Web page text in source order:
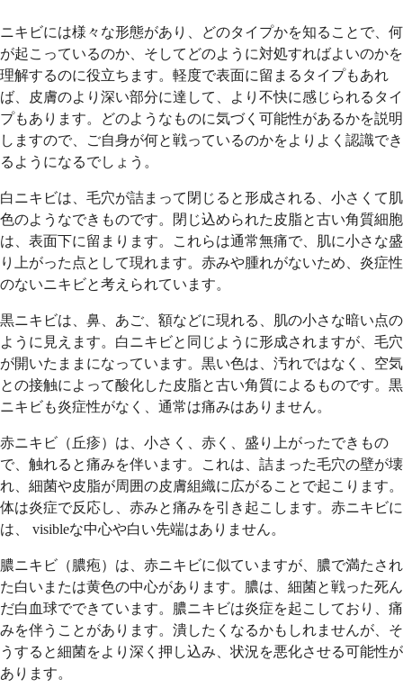
ニキビには様々な形態があり、どのタイプかを知ることで、何
が起こっているのか、そしてどのように対処すればよいのかを
理解するのに役立ちます。軽度で表面に留まるタイプもあれ
ば、皮膚のより深い部分に達して、より不快に感じられるタイ
プもあります。どのようなものに気づく可能性があるかを説明
しますので、ご自身が何と戦っているのかをよりよく認識でき
るようになるでしょう。
白ニキビは、毛穴が詰まって閉じると形成される、小さくて肌
色のようなできものです。閉じ込められた皮脂と古い角質細胞
は、表面下に留まります。これらは通常無痛で、肌に小さな盛
り上がった点として現れます。赤みや腫れがないため、炎症性
のないニキビと考えられています。
黒ニキビは、鼻、あご、額などに現れる、肌の小さな暗い点の
ように見えます。白ニキビと同じように形成されますが、毛穴
が開いたままになっています。黒い色は、汚れではなく、空気
との接触によって酸化した皮脂と古い角質によるものです。黒
ニキビも炎症性がなく、通常は痛みはありません。
赤ニキビ（丘疹）は、小さく、赤く、盛り上がったできもの
で、触れると痛みを伴います。これは、詰まった毛穴の壁が壊
れ、細菌や皮脂が周囲の皮膚組織に広がることで起こります。
体は炎症で反応し、赤みと痛みを引き起こします。赤ニキビに
は、 visibleな中心や白い先端はありません。
膿ニキビ（膿疱）は、赤ニキビに似ていますが、膿で満たされ
た白いまたは黄色の中心があります。膿は、細菌と戦った死ん
だ白血球でできています。膿ニキビは炎症を起こしており、痛
みを伴うことがあります。潰したくなるかもしれませんが、そ
うすると細菌をより深く押し込み、状況を悪化させる可能性が
あります。